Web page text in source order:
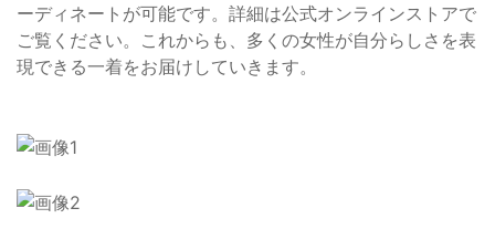
ーディネートが可能です。詳細は公式オンラインストアで
ご覧ください。これからも、多くの女性が自分らしさを表
現できる一着をお届けしていきます。